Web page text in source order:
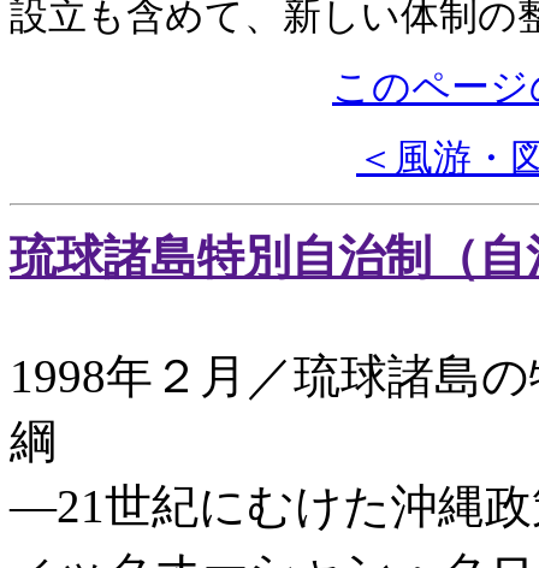
設立も含めて、新しい体制の
このペー
＜風游・
琉球諸島特別自治制（
1998年２月／琉球諸島
綱
―21世紀にむけた沖縄